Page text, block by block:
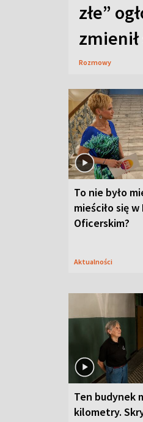
złe”
zmienił
Rozmowy
To nie było
mieściło się w
Oficerskim?
Aktualności
Ten budynek
kilometry.